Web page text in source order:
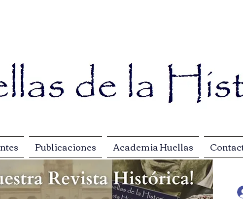
Publicaciones Academia Huellas